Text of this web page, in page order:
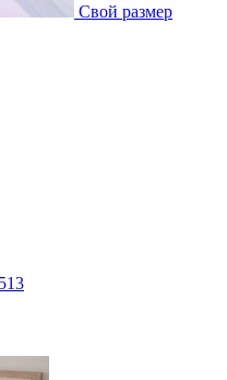
Свой размер